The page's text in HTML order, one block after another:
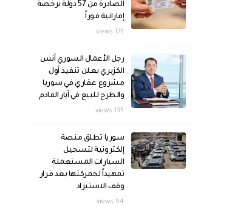
الصادرة من 57 دولة برخصة
إماراتية فوراً
175 views
رجل الأعمال السوري أنس
الكزبري يعلن تنفيذ أول
مشروع عقاري في سوريا
والطرح للبيع في آيار القادم
135 views
سوريا تطلق منصة
إلكترونية لتسجيل
السيارات المستعملة
تمهيداً لجمركتها بعد قرار
وقف الاستيراد
94 views